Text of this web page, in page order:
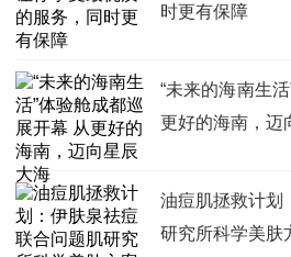
时更有保障
“未来的海南生
更好的海南，迈
油痘肌拯救计划
研究所科学美肤